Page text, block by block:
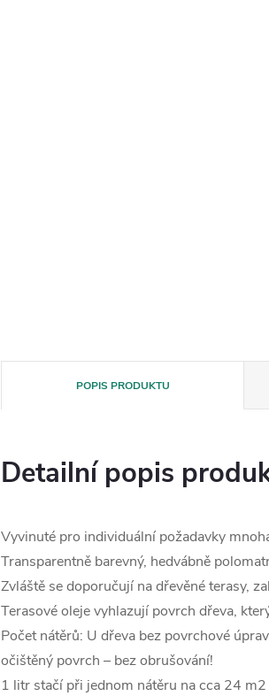
POPIS PRODUKTU
Detailní popis
Vyvinuté pro individuální požadavky
Transparentně barevný, hedvábně
Zvláště se doporučují na dřevěné terasy,
Terasové oleje vyhlazují povrch dřeva,
Počet nátěrů: U dřeva bez povrchové
očištěný povrch – bez obrušování!
1 litr stačí při jednom nátěru na cca 24